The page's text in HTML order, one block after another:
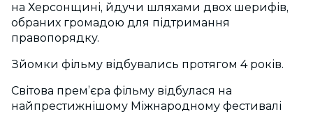
на Херсонщині, йдучи шляхами двох шерифів,
обраних громадою для підтримання
правопорядку.
Зйомки фільму відбувались протягом 4 років.
Світова прем’єра фільму відбулася на
найпрестижнішому Міжнародному фестивалі